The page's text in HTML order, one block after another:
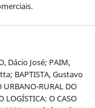
Dácio José; PAIM,
BAPTISTA, Gustavo
RURAL DO
LOGÍSTICA: O CASO